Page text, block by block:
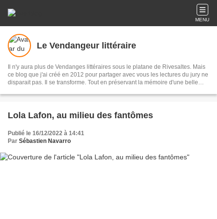
MENU
Le Vendangeur littéraire
Il n'y aura plus de Vendanges littéraires sous le platane de Rivesaltes. Mais
ce blog que j'ai créé en 2012 pour partager avec vous les lectures du jury ne
disparait pas. Il se transforme. Tout en préservant la mémoire d'une belle
qui espère poursuivre avec vous son chemin d'écrivain, de lecteur, de
Lola Lafon, au milieu des fantômes
Publié le 16/12/2022 à 14:41
Par Sébastien Navarro